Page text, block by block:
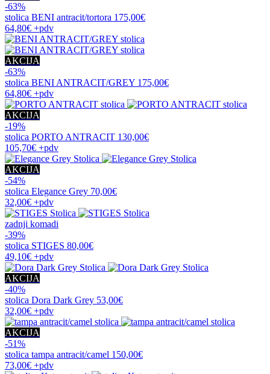
-63%
stolica BENI antracit/tortora 175,00€
64,80€ +pdv
AKCIJA
-63%
stolica BENI ANTRACIT/GREY 175,00€
64,80€ +pdv
AKCIJA
-19%
stolica PORTO ANTRACIT 130,00€
105,70€ +pdv
AKCIJA
-54%
stolica Elegance Grey 70,00€
32,00€ +pdv
zadnji komadi
-39%
stolica STIGES 80,00€
49,10€ +pdv
AKCIJA
-40%
stolica Dora Dark Grey 53,00€
32,00€ +pdv
AKCIJA
-51%
stolica tampa antracit/camel 150,00€
73,00€ +pdv